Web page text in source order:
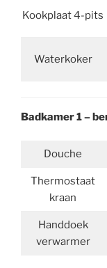
Kookplaat 4-pits
Waterkoker
Badkamer 1 –
Douche
Thermostaat
kraan
Handdoek
verwarmer